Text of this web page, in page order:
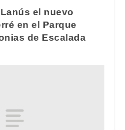
el nuevo
en el Parque
de Escalada